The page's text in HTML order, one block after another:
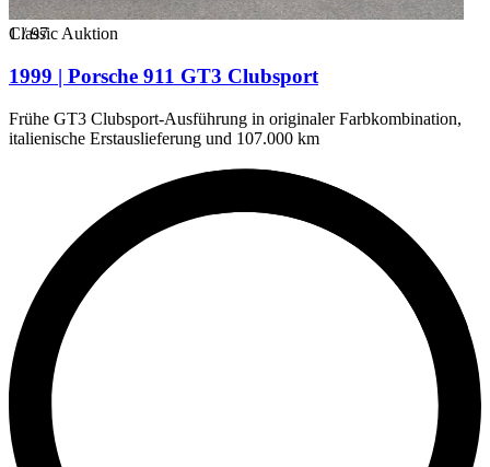
1/97
Classic Auktion
1999 | Porsche 911 GT3 Clubsport
Frühe GT3 Clubsport-Ausführung in originaler Farbkombination,
italienische Erstauslieferung und 107.000 km